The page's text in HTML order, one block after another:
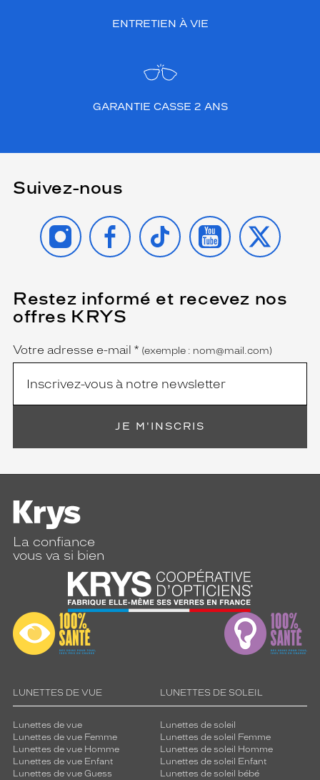
ENTRETIEN À VIE
GARANTIE CASSE 2 ANS
Suivez-nous
INSTAGRAMFACEBOOK
TIKTOK YOUTUBE
X
Restez informé et recevez nos
offres KRYS
Name
Votre adresse e-mail *
(Ce
champ
est
obligatoire)
(exemple : nom@mail.com)
JE M'INSCRIS
La confiance
vous va si bien
LUNETTES DE VUE
Lunettes de vue
Lunettes de vue Femme
Lunettes de vue Homme
Lunettes de vue Enfant
Lunettes de vue Guess
LUNETTES DE SOLEIL
Lunettes de soleil
Lunettes de soleil Femme
Lunettes de soleil Homme
Lunettes de soleil Enfant
Lunettes de soleil bébé